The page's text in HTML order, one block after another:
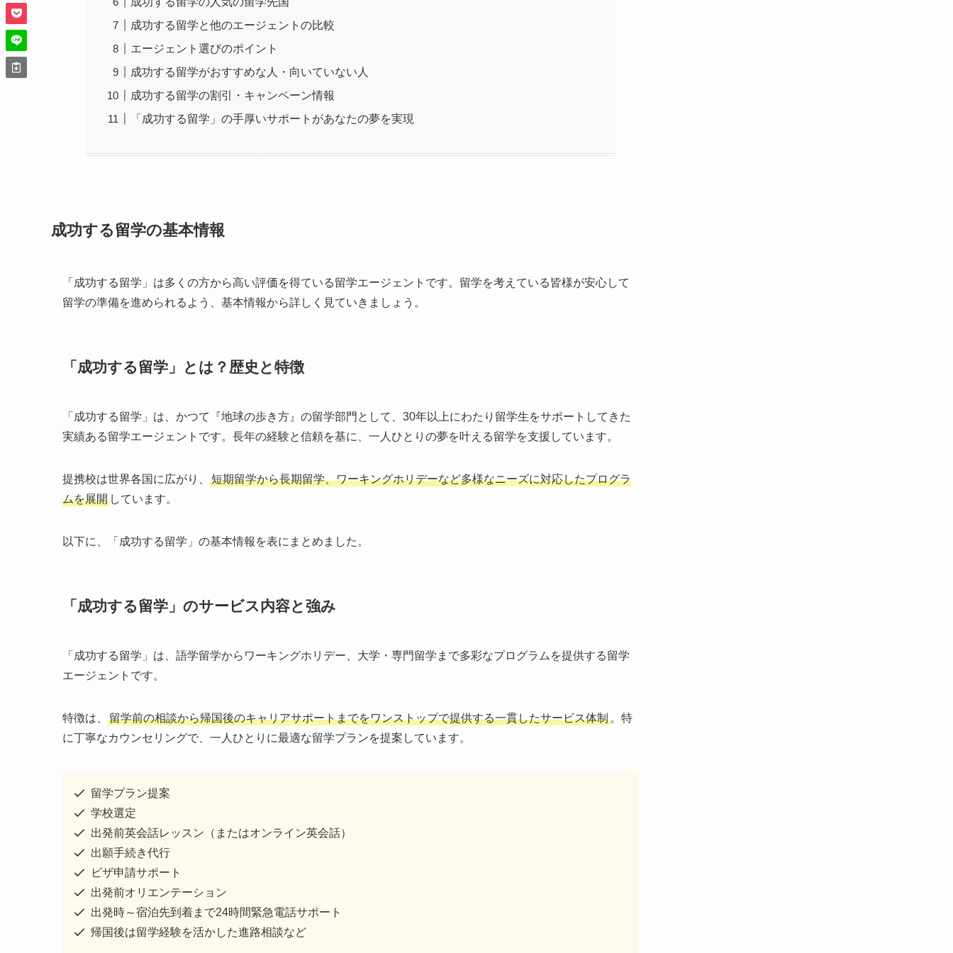
成功する留学と他のエージェントの比較
エージェント選びのポイント
成功する留学がおすすめな人・向いていない人
成功する留学の割引・キャンペーン情報
「成功する留学」の手厚いサポートがあなたの夢を実現
成功する留学の基本情報
「成功する留学」は多くの方から高い評価を得ている留学エージェントです。留学を考えている皆様が安心して
留学の準備を進められるよう、基本情報から詳しく見ていきましょう。
「成功する留学」とは？歴史と特徴
「成功する留学」は、かつて『地球の歩き方』の留学部門として、30年以上にわたり留学生をサポートしてきた
実績ある留学エージェントです。長年の経験と信頼を基に、一人ひとりの夢を叶える留学を支援しています。
提携校は世界各国に広がり、
短期留学から長期留学、ワーキングホリデーなど多様なニーズに対応したプログラ
ムを展開 しています。
以下に、「成功する留学」の基本情報を表にまとめました。
「成功する留学」のサービス内容と強み
「成功する留学」は、語学留学からワーキングホリデー、大学・専門留学まで多彩なプログラムを提供する留学
エージェントです。
特徴は、 留学前の相談から帰国後のキャリアサポートまでをワンストップで提供する一貫したサービス体制 。特
に丁寧なカウンセリングで、一人ひとりに最適な留学プランを提案しています。
留学プラン提案
学校選定
出発前英会話レッスン（またはオンライン英会話）
出願手続き代行
ビザ申請サポート
出発前オリエンテーション
出発時～宿泊先到着まで24時間緊急電話サポート
帰国後は留学経験を活かした進路相談など